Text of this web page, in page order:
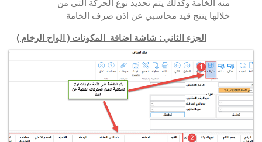
منه الخامة وكذلك يتم تحديد نوع الحركة التي من
خلالها ينتج قيد محاسبي عن اذن صرف الخامة
الجزء الثاني : شاشة اضافة المكونات ( الواح الرخام )